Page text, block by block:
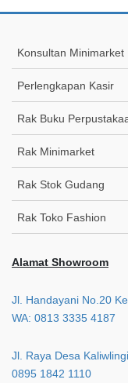
Konsultan Minimarket
Perlengkapan Kasir
Rak Buku
Rak Minimarket
Rak Stok Gudang
Rak Toko Fashion
Alamat Showroom
Jl. Handayani No.20
WA: 0813 3335 4187
Jl. Raya Desa
0895 1842 1110